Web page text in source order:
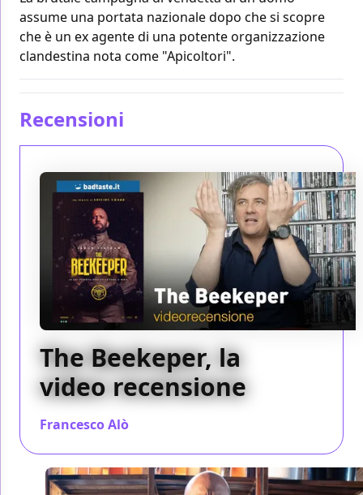
assume una portata nazionale dopo che si scopre
che è un ex agente di una potente organizzazione
clandestina nota come "Apicoltori".
Recensioni
The Beekeper, la
video recensione
Francesco Alò